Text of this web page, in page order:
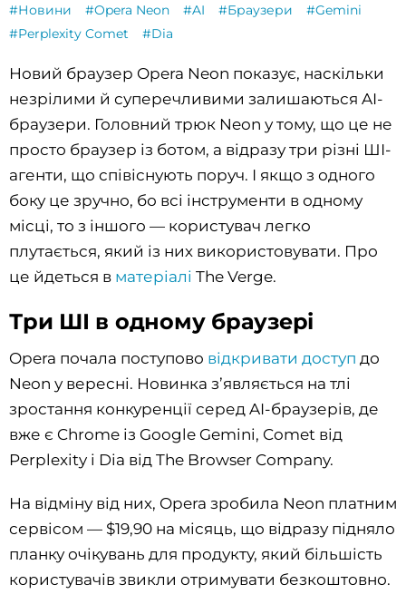
#Новини #Opera Neon #AI #Браузери
#Gemini
#Perplexity Comet
#Dia
Новий браузер Opera Neon показує, наскільки
незрілими й суперечливими залишаються AI-
браузери. Головний трюк Neon у тому, що це не
просто браузер із ботом, а відразу три різні ШІ-
агенти, що співіснують поруч. І якщо з одного
боку це зручно, бо всі інструменти в одному
місці, то з іншого — користувач легко
плутається, який із них використовувати. Про
це йдеться в матеріалі The Verge.
Три ШІ в одному браузері
Opera почала поступово відкривати доступ до
Neon у вересні. Новинка з’являється на тлі
зростання конкуренції серед AI-браузерів, де
вже є Chrome із Google Gemini, Comet від
Perplexity і Dia від The Browser Company.
На відміну від них, Opera зробила Neon платним
сервісом — $19,90 на місяць, що відразу підняло
планку очікувань для продукту, який більшість
користувачів звикли отримувати безкоштовно.